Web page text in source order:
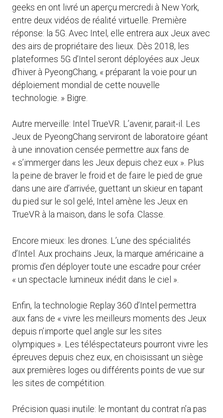
geeks en ont livré un aperçu mercredi à New York,
entre deux vidéos de réalité virtuelle. Première
réponse: la 5G. Avec Intel, elle entrera aux Jeux avec
des airs de propriétaire des lieux. Dès 2018, les
plateformes 5G d’Intel seront déployées aux Jeux
d’hiver à PyeongChang, « préparant la voie pour un
déploiement mondial de cette nouvelle
technologie. » Bigre.
Autre merveille: Intel TrueVR. L’avenir, parait-il. Les
Jeux de PyeongChang serviront de laboratoire géant
à une innovation censée permettre aux fans de
« s’immerger dans les Jeux depuis chez eux ». Plus
la peine de braver le froid et de faire le pied de grue
dans une aire d’arrivée, guettant un skieur en tapant
du pied sur le sol gelé, Intel amène les Jeux en
TrueVR à la maison, dans le sofa. Classe.
Encore mieux: les drones. L’une des spécialités
d’Intel. Aux prochains Jeux, la marque américaine a
promis d’en déployer toute une escadre pour créer
« un spectacle lumineux inédit dans le ciel ».
Enfin, la technologie Replay 360 d’Intel permettra
aux fans de « vivre les meilleurs moments des Jeux
depuis n’importe quel angle sur les sites
olympiques ». Les téléspectateurs pourront vivre les
épreuves depuis chez eux, en choisissant un siège
aux premières loges ou différents points de vue sur
les sites de compétition.
Précision quasi inutile: le montant du contrat n’a pas